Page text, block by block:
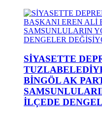
SİYASETTE
BİNGÖL AK
İLÇEDE